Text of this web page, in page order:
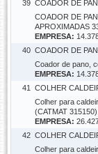
39 COADOR DE
COADOR DE
APROXIMADAS
EMPRESA:
40 COADOR DE
Coador de pano,
EMPRESA:
41
COLHER
Colher para
(CATMAT 315150)
EMPRESA:
42 COLHER
Colher para